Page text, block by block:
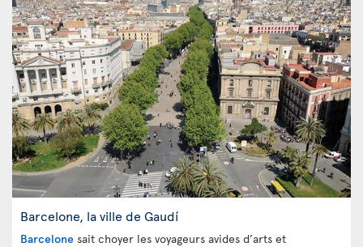
Barcelone, la ville de Gaudí
Barcelone sait choyer les voyageurs avides d’arts et